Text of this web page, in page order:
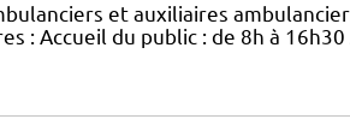
et auxiliaires
: Accueil du public : de 8h à